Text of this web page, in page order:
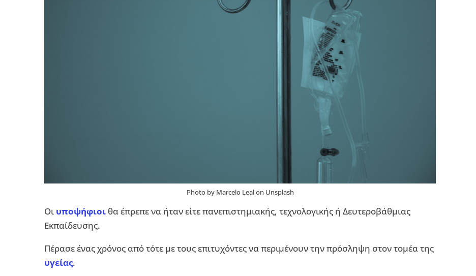
Photo by Marcelo Leal on Unsplash
Οι υποψήφιοι θα έπρεπε να ήταν είτε πανεπιστημιακής, τεχνολογικής ή Δευτεροβάθμιας
Εκπαίδευσης.
Πέρασε ένας χρόνος από τότε με τους επιτυχόντες να περιμένουν την πρόσληψη στον τομέα της
υγείας.